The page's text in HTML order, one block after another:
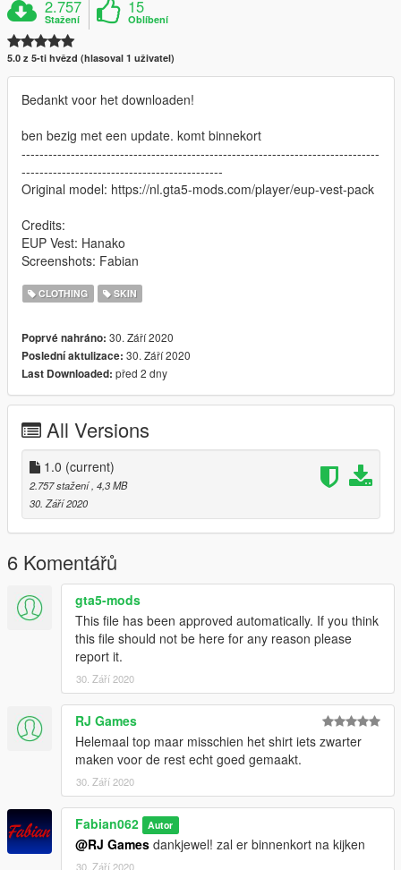
2.757
Stažení
15
Oblíbení
5.0 z 5-ti hvězd (hlasoval 1 uživatel)
Bedankt voor het downloaden!
ben bezig met een update. komt binnekort
--------------------------------------------------------------------------------
---------------------------------------------
Original model: https://nl.gta5-mods.com/player/eup-vest-pack
Credits:
EUP Vest: Hanako
Screenshots: Fabian
CLOTHING SKIN
Poprvé nahráno: 30. Září 2020
Poslední aktulizace: 30. Září 2020
Last Downloaded: před 2 dny
All Versions
1.0 (current)
2.757 stažení , 4,3 MB
30. Září 2020
6 Komentářů
gta5-mods
This file has been approved automatically. If you think
this file should not be here for any reason please
report it.
30. Září 2020
RJ Games
Helemaal top maar misschien het shirt iets zwarter
maken voor de rest echt goed gemaakt.
30. Září 2020
Fabian062 Autor
@RJ Games dankjewel! zal er binnenkort na kijken
30. Září 2020